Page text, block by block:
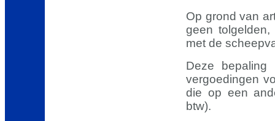
Op grond van
geen tolgelden,
met de
Deze
vergoedingen
die op een
btw).